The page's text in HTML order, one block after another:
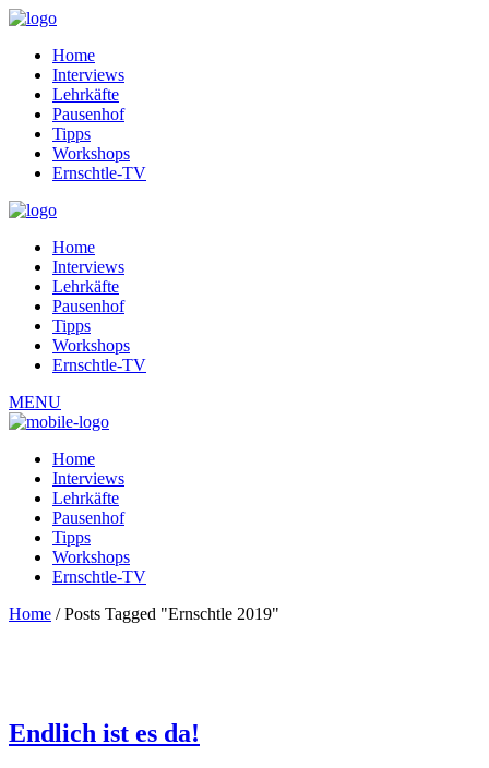
Home
Interviews
Lehrkäfte
Pausenhof
Tipps
Workshops
Ernschtle-TV
Home
Interviews
Lehrkäfte
Pausenhof
Tipps
Workshops
Ernschtle-TV
MENU
Home
Interviews
Lehrkäfte
Pausenhof
Tipps
Workshops
Ernschtle-TV
Home /Posts Tagged "Ernschtle 2019"
Endlich ist es da!